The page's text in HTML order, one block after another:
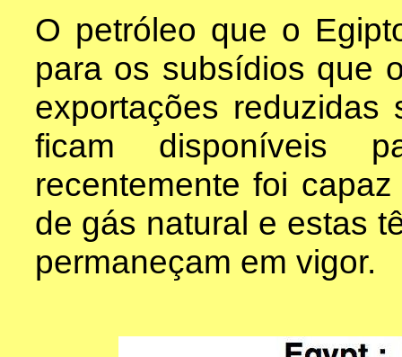
O petróleo que o
para os subsídios que
exportações reduzidas
ficam disponíveis
recentemente foi
de gás natural e estas
permaneçam em vigor.